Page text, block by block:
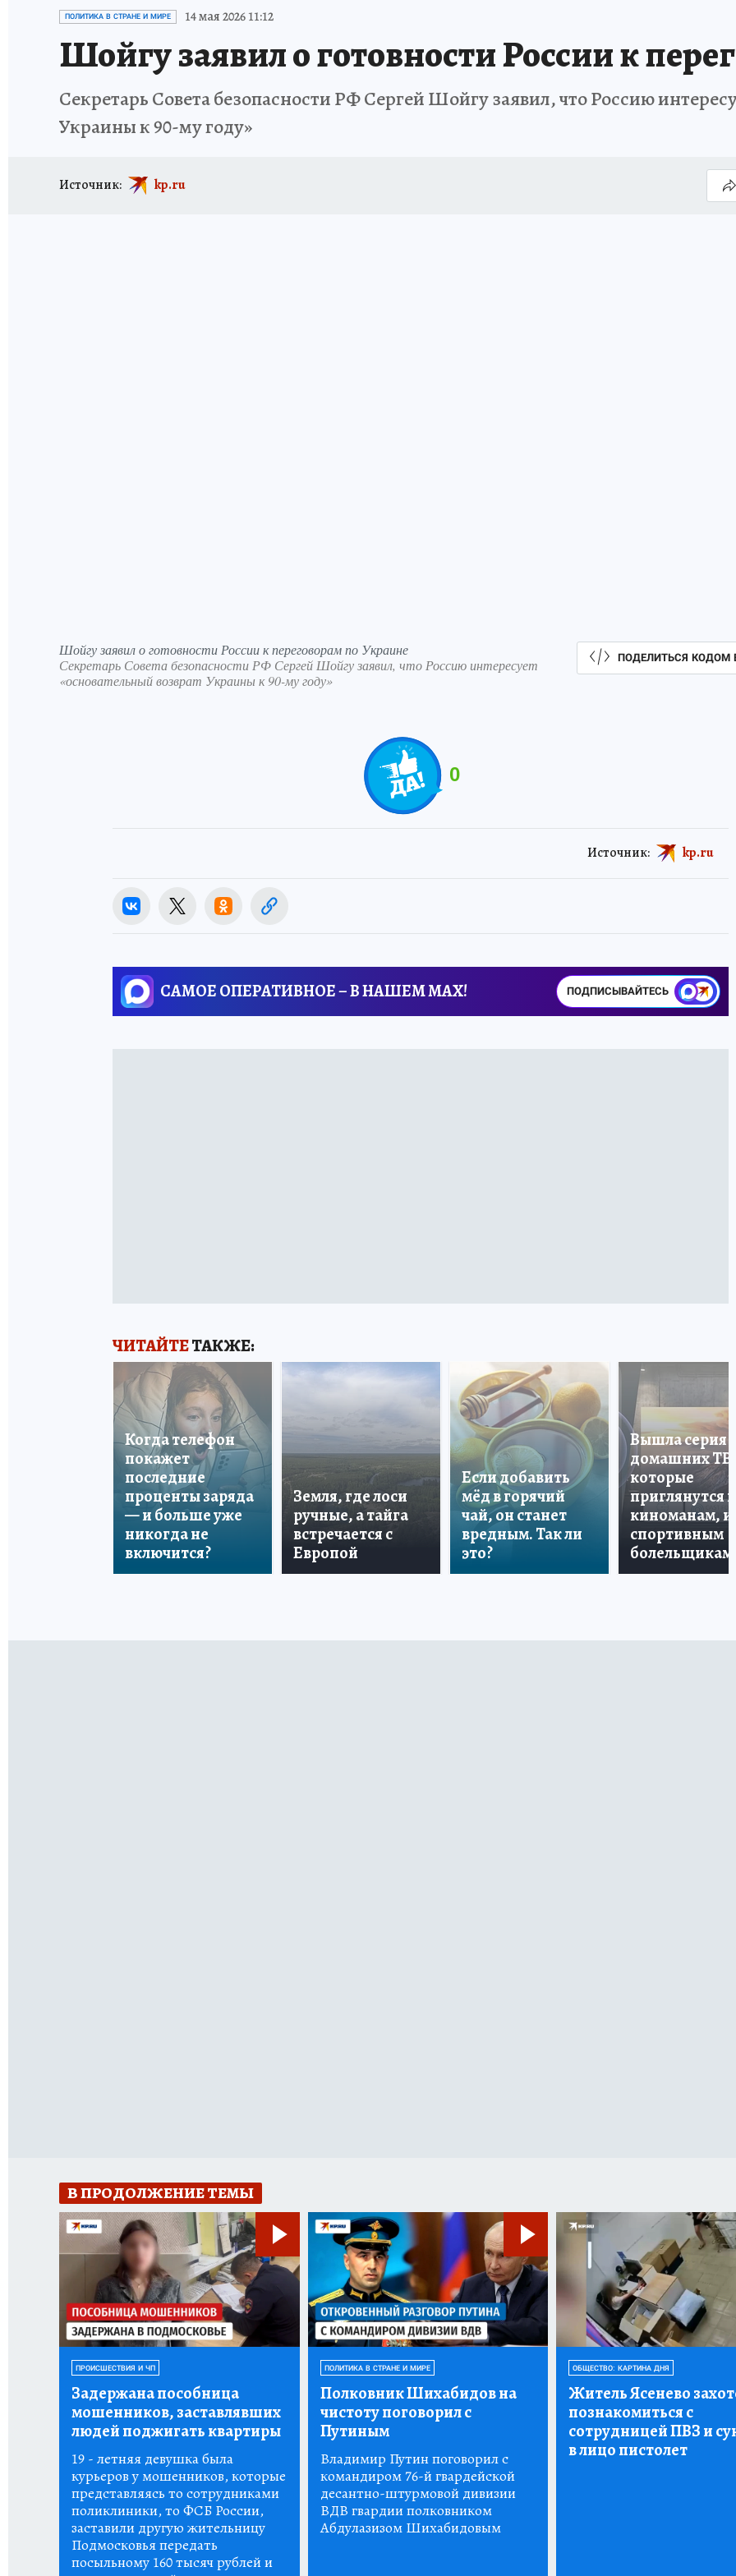
ИСПЫТАНО НА СЕБЕ
ПОЛИТИКА В СТРАНЕ И МИРЕ 14 мая 2026 11:12
Шойгу заявил о готовности России к
Секретарь Совета безопасности РФ Сергей Шойгу заявил, что Россию
Украины к 90-му году»
Источник: kp.ru
Шойгу заявил о готовности России к переговорам по Украине
Секретарь Совета безопасности РФ Сергей Шойгу заявил, что Россию интересует
«основательный возврат Украины к 90-му году»
ПОДЕЛИТЬСЯ КОДОМ
0
Источник: kp.ru
САМОЕ ОПЕРАТИВНОЕ – В НАШЕМ MAX! ПОДПИСЫВАЙТЕСЬ
ЧИТАЙТЕТАКЖЕ:
Когда телефон
покажет
последние
проценты заряда
— и больше уже
никогда не
включится?
Земля, где лоси
ручные, а тайга
встречается с
Европой
Если добавить
мёд в горячий
чай, он станет
вредным. Так ли
это?
Вышла серия
домашних ТВ,
которые
приглянутся и
киноманам, и
спортивным
болельщикам
В ПРОДОЛЖЕНИЕ ТЕМЫ
ПРОИСШЕСТВИЯ И ЧП
Задержана пособница
мошенников, заставлявших
людей поджигать квартиры
19 - летняя девушка была
курьеров у мошенников, которые
представляясь то сотрудниками
поликлиники, то ФСБ России,
заставили другую жительницу
Подмосковья передать
посыльному 160 тысяч рублей и
ПОЛИТИКА В СТРАНЕ И МИРЕ
Полковник Шихабидов на
чистоту поговорил с
Путиным
Владимир Путин поговорил с
командиром 76-й гвардейской
десантно-штурмовой дивизии
ВДВ гвардии полковником
Абдулазизом Шихабидовым
ОБЩЕСТВО: КАРТИНА ДНЯ
Житель Ясенево
познакомиться с
сотрудницей ПВЗ и
в лицо пистолет